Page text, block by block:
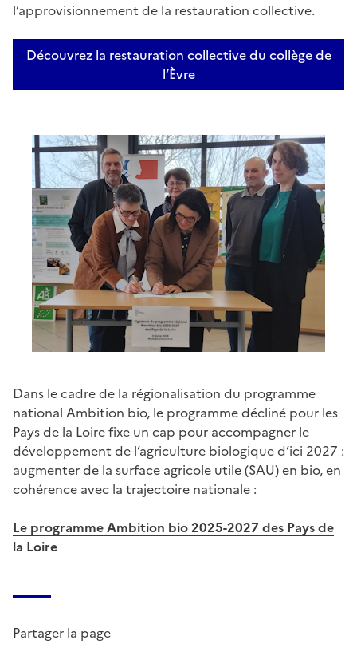
l’approvisionnement de la restauration collective.
Découvrez la restauration collective du collège de
l’Èvre
Dans le cadre de la régionalisation du programme
national Ambition bio, le programme décliné pour les
Pays de la Loire fixe un cap pour accompagner le
développement de l’agriculture biologique d’ici 2027 :
augmenter de la surface agricole utile (SAU) en bio, en
cohérence avec la trajectoire nationale :
Le programme Ambition bio 2025-2027 des Pays de
la Loire
Partager la page